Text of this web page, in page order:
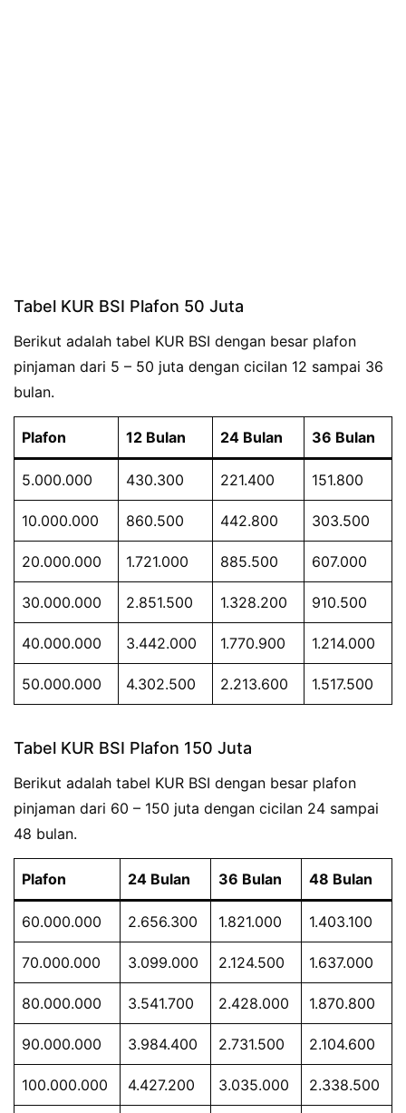
Tabel KUR BSI Plafon 50 Juta
Berikut adalah tabel KUR BSI dengan besar plafon
pinjaman dari 5 – 50 juta dengan cicilan 12 sampai 36
bulan.
Plafon 12 Bulan 24 Bulan 36 Bulan
5.000.000 430.300 221.400 151.800
10.000.000 860.500 442.800 303.500
20.000.000 1.721.000 885.500 607.000
30.000.000 2.851.500 1.328.200 910.500
40.000.000 3.442.000 1.770.900 1.214.000
50.000.000 4.302.500 2.213.600 1.517.500
Tabel KUR BSI Plafon 150 Juta
Berikut adalah tabel KUR BSI dengan besar plafon
pinjaman dari 60 – 150 juta dengan cicilan 24 sampai
48 bulan.
Plafon 24 Bulan 36 Bulan 48 Bulan
60.000.000 2.656.300 1.821.000 1.403.100
70.000.000 3.099.000 2.124.500 1.637.000
80.000.000 3.541.700 2.428.000 1.870.800
90.000.000 3.984.400 2.731.500 2.104.600
100.000.000 4.427.200 3.035.000 2.338.500